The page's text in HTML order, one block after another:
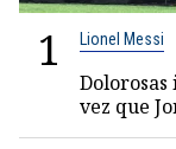
1 Lionel Messi
vez que